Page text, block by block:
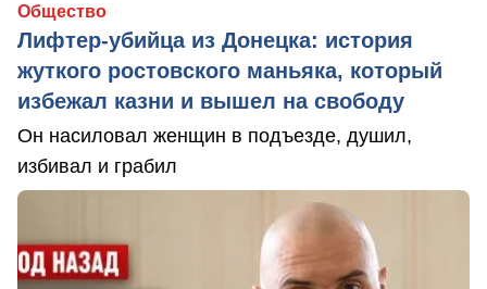
Общество
Лифтер-убийца из Донецка: история
жуткого ростовского маньяка, который
избежал казни и вышел на свободу
Он насиловал женщин в подъезде, душил,
избивал и грабил